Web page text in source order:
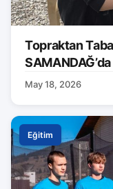
Topraktan
SAMANDAĞ’da
May 18, 2026
Eğitim